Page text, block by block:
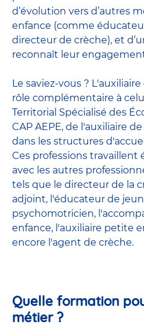
d’évolution vers d’autres
enfance (comme
directeur de crèche), et
reconnaît leur
Le saviez-vous ?
rôle complémentaire à
Territorial Spécialisé des
CAP AEPE, de l'auxiliaire
dans les structures
Ces professions
avec les autres
tels que le directeur de la
adjoint, l'éducateur de
psychomotricien,
enfance, l'auxiliaire petite
encore l'agent de crèche.
Quelle formation
métier ?